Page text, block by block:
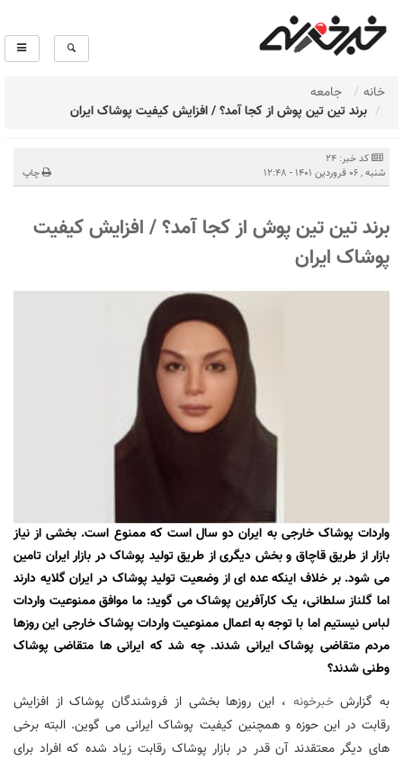
خانه
جامعه
برند تین تین پوش از کجا آمد؟ / افزایش کیفیت پوشاک ایران
کد خبر: 24
شنبه , 06 فروردین 1401 - 12:48
چاپ
برند تین تین پوش از کجا آمد؟ / افزایش کیفیت
پوشاک ایران
واردات پوشاک خارجی به ایران دو سال است که ممنوع است. بخشی از نیاز
بازار از طریق قاچاق و بخش دیگری از طریق تولید پوشاک در بازار ایران تامین
می شود. بر خلاف اینکه عده ای از وضعیت تولید پوشاک در ایران گلایه دارند
اما گلناز سلطانی، یک کارآفرین پوشاک می گوید: ما موافق ممنوعیت واردات
لباس نیستیم اما با توجه به اعمال ممنوعیت واردات پوشاک خارجی این روزها
مردم متقاضی پوشاک ایرانی شدند. چه شد که ایرانی ها متقاضی پوشاک
وطنی شدند؟
به گزارشخبرخونه ، این روزها بخشی از فروشندگان پوشاک از افزایش
رقابت در این حوزه و همچنین کیفیت پوشاک ایرانی می گوین. البته برخی
های دیگر معتقدند آن قدر در بازار پوشاک رقابت زیاد شده که افراد برای